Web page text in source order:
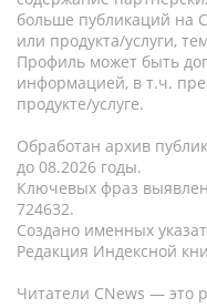
больше публикаций на
или продукта/услуги,
Профиль может быть
информацией, в т.ч.
продукте/услуге.
Обработан архив
до 08.2026 годы.
Ключевых фраз
724632.
Создано именных
Редакция Индексной
Читатели CNews — это